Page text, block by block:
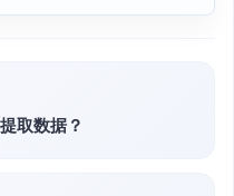
取数据？